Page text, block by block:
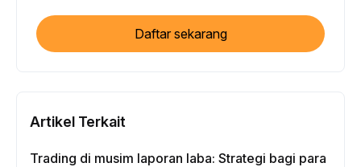
Daftar sekarang
Artikel Terkait
Trading di musim laporan laba: Strategi bagi para